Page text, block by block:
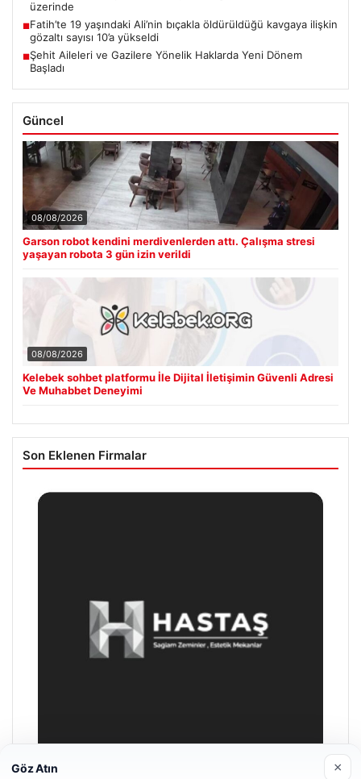
üzerinde
■Fatih’te 19 yaşındaki Ali’nin bıçakla öldürüldüğü kavgaya ilişkin
gözaltı sayısı 10’a yükseldi
■Şehit Aileleri ve Gazilere Yönelik Haklarda Yeni Dönem
Başladı
Güncel
08/08/2026
Garson robot kendini merdivenlerden attı. Çalışma stresi
yaşayan robota 3 gün izin verildi
08/08/2026
Kelebek sohbet platformu İle Dijital İletişimin Güvenli Adresi
Ve Muhabbet Deneyimi
Son Eklenen Firmalar
Göz Atın ×